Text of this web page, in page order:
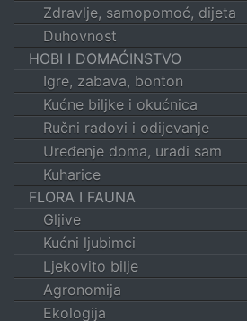
Zdravlje, samopomoć, dijeta
Duhovnost
HOBI I DOMAĆINSTVO
Igre, zabava, bonton
Kućne biljke i okućnica
Ručni radovi i odijevanje
Uređenje doma, uradi sam
Kuharice
FLORA I FAUNA
Gljive
Kućni ljubimci
Ljekovito bilje
Agronomija
Ekologija